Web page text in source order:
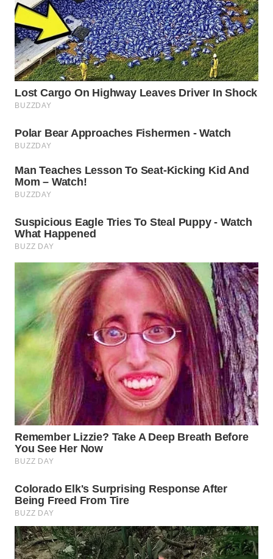
WAHANA
LISTRIK
WAHANA
TRAVEL
TV
WAHANANEWS
ID
CO ID
WAHANA
SPORT
WAHANA
UMKM
WAHANA
SELEB
WAHANA
PERSONA
OTOMOTIF
WAHANA
HEALTH